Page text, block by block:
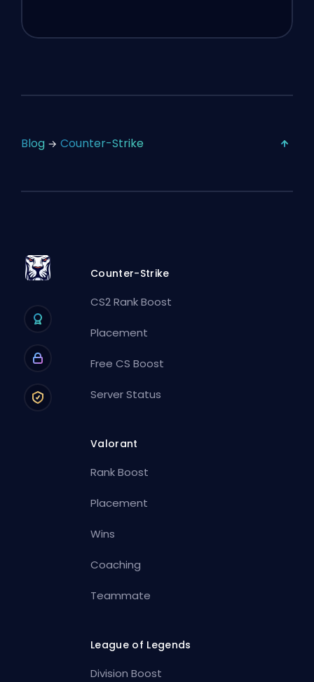
Blog Counter-Strike
Counter-Strike
CS2 Rank Boost
Placement
Free CS Boost
Server Status
Valorant
Rank Boost
Placement
Wins
Coaching
Teammate
League of Legends
Division Boost